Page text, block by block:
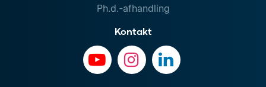
Ph.d.-afhandling
Kontakt